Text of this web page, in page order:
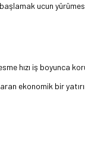
ucun
hızı iş boyunca
ekonomik bir